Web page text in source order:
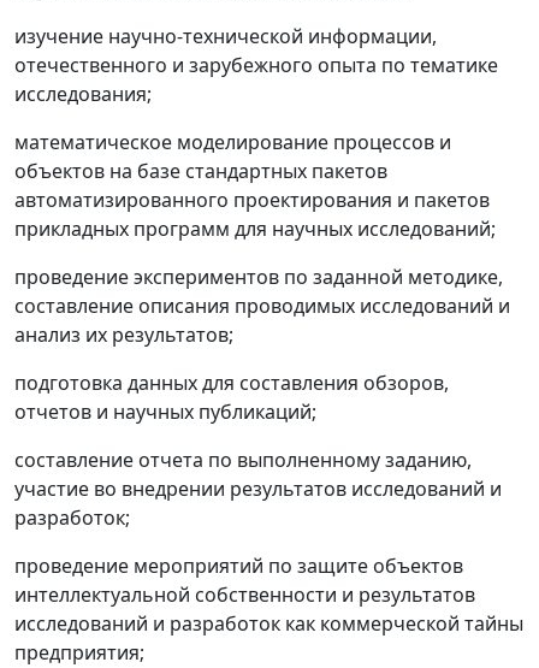
изучение научно-технической информации,
отечественного и зарубежного опыта по тематике
исследования;
математическое моделирование процессов и
объектов на базе стандартных пакетов
автоматизированного проектирования и пакетов
прикладных программ для научных исследований;
проведение экспериментов по заданной методике,
составление описания проводимых исследований и
анализ их результатов;
подготовка данных для составления обзоров,
отчетов и научных публикаций;
составление отчета по выполненному заданию,
участие во внедрении результатов исследований и
разработок;
проведение мероприятий по защите объектов
интеллектуальной собственности и результатов
исследований и разработок как коммерческой тайны
предприятия;